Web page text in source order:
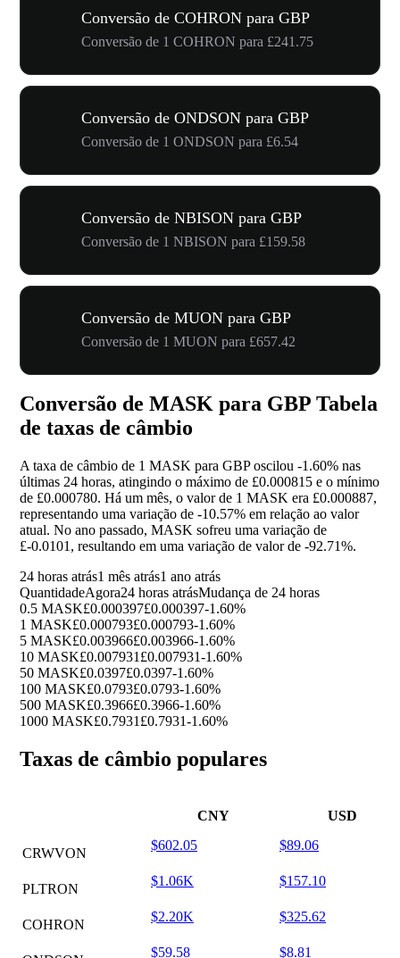
Conversão de COHRON para GBP
Conversão de 1 COHRON para £241.75
Conversão de ONDSON para GBP
Conversão de 1 ONDSON para £6.54
Conversão de NBISON para GBP
Conversão de 1 NBISON para £159.58
Conversão de MUON para GBP
Conversão de 1 MUON para £657.42
Conversão de MASK para GBP Tabela
de taxas de câmbio
A taxa de câmbio de 1 MASK para GBP oscilou -1.60% nas
últimas 24 horas, atingindo o máximo de £0.000815 e o mínimo
de £0.000780. Há um mês, o valor de 1 MASK era £0.000887,
representando uma variação de -10.57% em relação ao valor
atual. No ano passado, MASK sofreu uma variação de
£-0.0101, resultando em uma variação de valor de -92.71%.
24 horas atrás1 mês atrás1 ano atrás
QuantidadeAgora24 horas atrásMudança de 24 horas
0.5 MASK£0.000397£0.000397-1.60%
1 MASK£0.000793£0.000793-1.60%
5 MASK£0.003966£0.003966-1.60%
10 MASK£0.007931 £0.007931-1.60%
50 MASK£0.0397£0.0397-1.60%
100 MASK£0.0793£0.0793-1.60%
500 MASK£0.3966£0.3966-1.60%
1000 MASK£0.7931 £0.7931-1.60%
Taxas de câmbio populares
CNY USD
CRWVON
$602.05 $89.06
PLTRON
$1.06K $157.10
COHRON
$2.20K $325.62
$59.58 $8.81